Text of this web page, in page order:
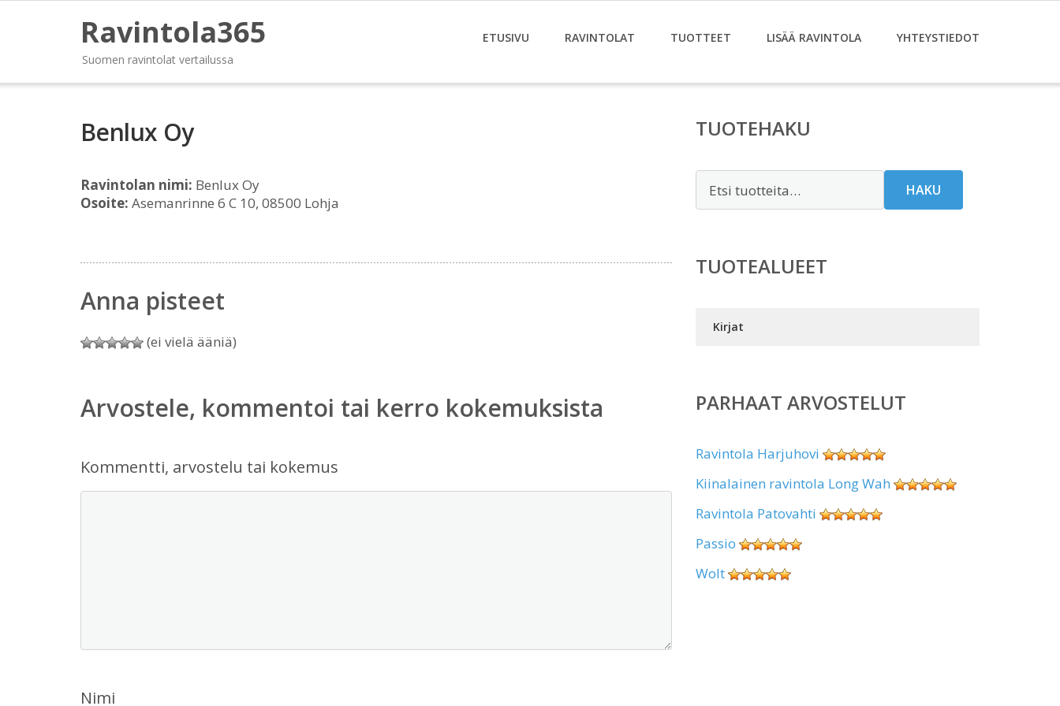
Ravintola365
Suomen ravintolat vertailussa
ETUSIVU RAVINTOLAT TUOTTEET LISÄÄ RAVINTOLA YHTEYSTIEDOT
Benlux Oy
Ravintolan nimi: Benlux Oy
Osoite: Asemanrinne 6 C 10, 08500 Lohja
Anna pisteet
(ei vielä ääniä)
Arvostele, kommentoi tai kerro kokemuksista
Kommentti, arvostelu tai kokemus
Nimi
TUOTEHAKU
HAKU
TUOTEALUEET
Kirjat
PARHAAT ARVOSTELUT
Ravintola Harjuhovi
Kiinalainen ravintola Long Wah
Ravintola Patovahti
Passio
Wolt